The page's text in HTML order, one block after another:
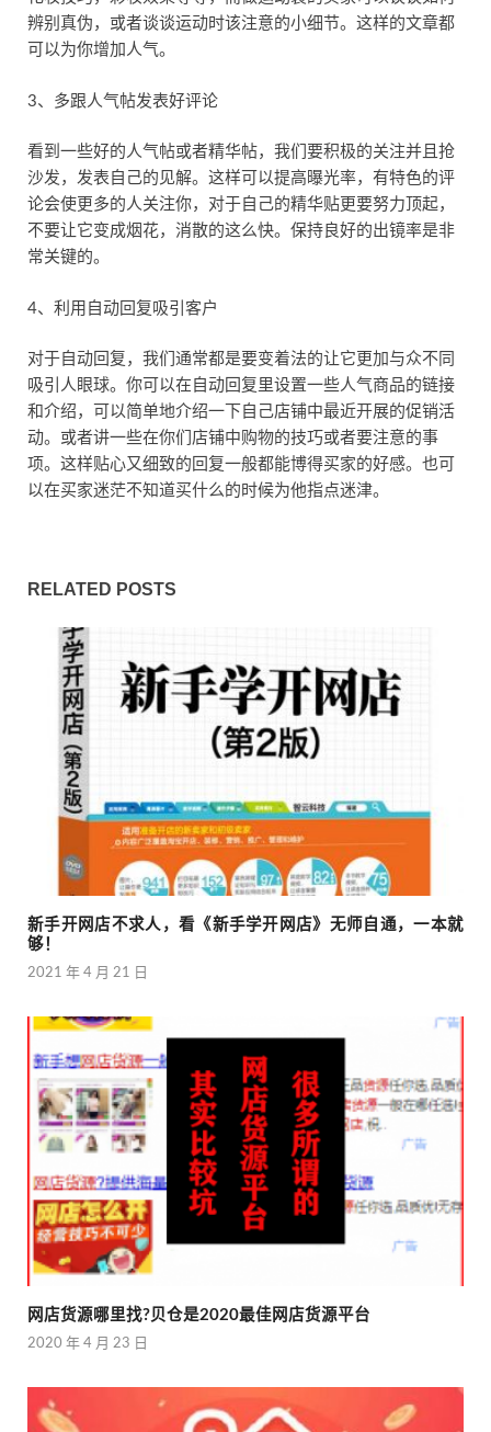
辨别真伪，或者谈谈运动时该注意的小细节。这样的文章都
可以为你增加人气。
3、多跟人气帖发表好评论
看到一些好的人气帖或者精华帖，我们要积极的关注并且抢
沙发，发表自己的见解。这样可以提高曝光率，有特色的评
论会使更多的人关注你，对于自己的精华贴更要努力顶起，
不要让它变成烟花，消散的这么快。保持良好的出镜率是非
常关键的。
4、利用自动回复吸引客户
对于自动回复，我们通常都是要变着法的让它更加与众不同
吸引人眼球。你可以在自动回复里设置一些人气商品的链接
和介绍，可以简单地介绍一下自己店铺中最近开展的促销活
动。或者讲一些在你们店铺中购物的技巧或者要注意的事
项。这样贴心又细致的回复一般都能博得买家的好感。也可
以在买家迷茫不知道买什么的时候为他指点迷津。
RELATED POSTS
新手开网店不求人，看《新手学开网店》无师自通，一本就
够！
2021 年 4 月 21 日
网店货源哪里找?贝仓是2020最佳网店货源平台
2020 年 4 月 23 日